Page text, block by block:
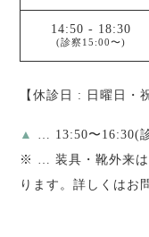
14:50 - 18:30
(診察15:00〜)
【休診日 : 日曜日・
▲
… 13:50〜16:30(
※ … 装具・靴外来は
ります。詳しくはお